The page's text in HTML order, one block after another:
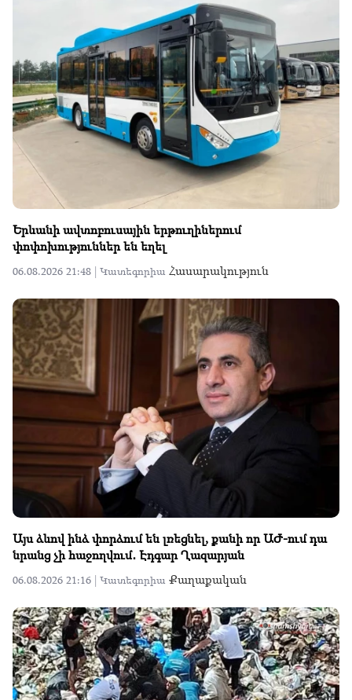
Երևանի ավտոբուսային երթուղիներում
փոփոխություններ են եղել
06.08.2026 21:48 | Կատեգորիա Հասարակություն
Այս ձևով ինձ փորձում են լռեցնել, քանի որ ԱԺ-ում դա
նրանց չի հաջողվում․ Էդգար Ղազարյան
06.08.2026 21:16 | Կատեգորիա Քաղաքական